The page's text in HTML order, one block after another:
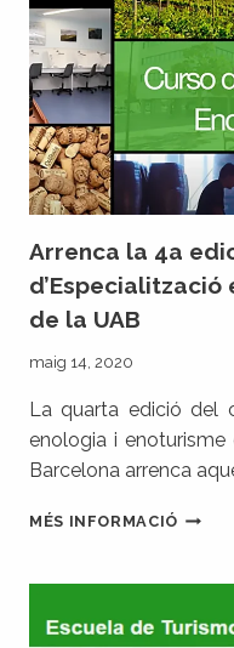
Arrenca la 4a
d’Especialització
de la UAB
maig 14, 2020
La quarta edició del
enologia i
Barcelona arrenca
MÉS INFORMACIÓ
EDICIÓ
CURS